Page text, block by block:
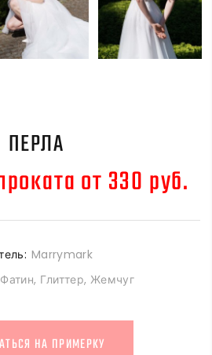
ПЕРЛА
от 330 руб.
Marrymark
Фатин, Глиттер, Жемчуг
НА ПРИМЕРКУ